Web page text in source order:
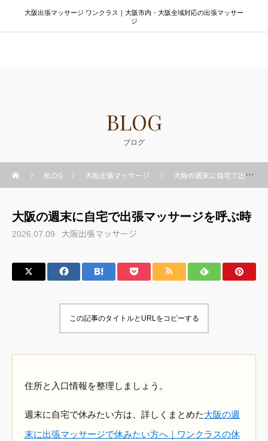
大阪出張マッサージ ワンクラス｜大阪市内・大阪全域対応の出張マッサー
ジ
BLOG
ブログ
BLOG 大阪出張マッサージ 大阪の週末に自宅で出張マッサージを呼ぶ時
大阪の週末に自宅で出張マッサージを呼ぶ時
2026.07.09 大阪出張マッサージ
この記事のタイトルとURLをコピーする
住所と入口情報を整理しましょう。
週末に自宅で休みたい方は、詳しくまとめた大阪の週
末に出張マッサージで休みたい方へ｜ワンクラスの休